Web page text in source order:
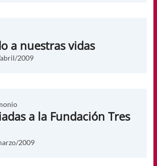
a nuestras vidas
2009
a la Fundación Tres
2009